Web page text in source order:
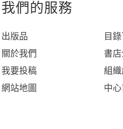
我們的服務
出版品 目
關於我們
書
我要投稿
組
網站地圖
中心